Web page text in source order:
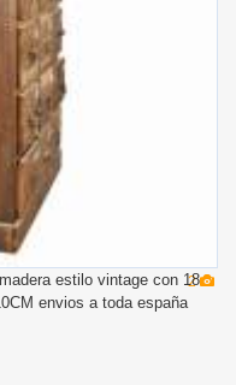
2
estilo vintage con 18
envios a toda españa